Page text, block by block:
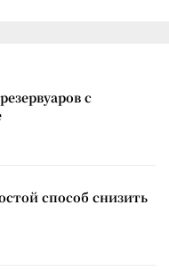
с
способ снизить